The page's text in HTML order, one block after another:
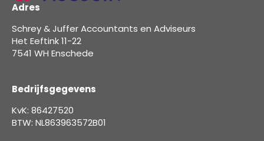
Adres
Schrey & Juffer Accountants en Adviseurs
Het Eeftink 11-22
7541 WH Enschede
Bedrijfsgegevens
KvK: 86427520
BTW: NL863963572B01